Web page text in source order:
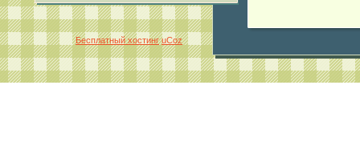
Бесплатный хостинг uCoz